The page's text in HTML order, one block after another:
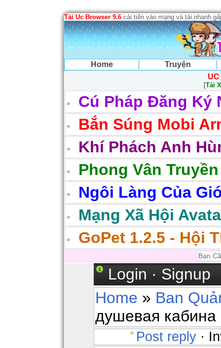
Tải Uc Browser 9.6 cải tiến vào mạng và tải nhanh
Home
Truyện
[Tải
Cú Pháp Đăng Ký
Bắn Súng Mobi
Khí Phách Anh
Phong Vân
Ngôi Làng Của
Mạng Xã Hội
GoPet 1.2.5 - Hội
Login · Signup
Home » Ban
душевая кабина
Post reply ·